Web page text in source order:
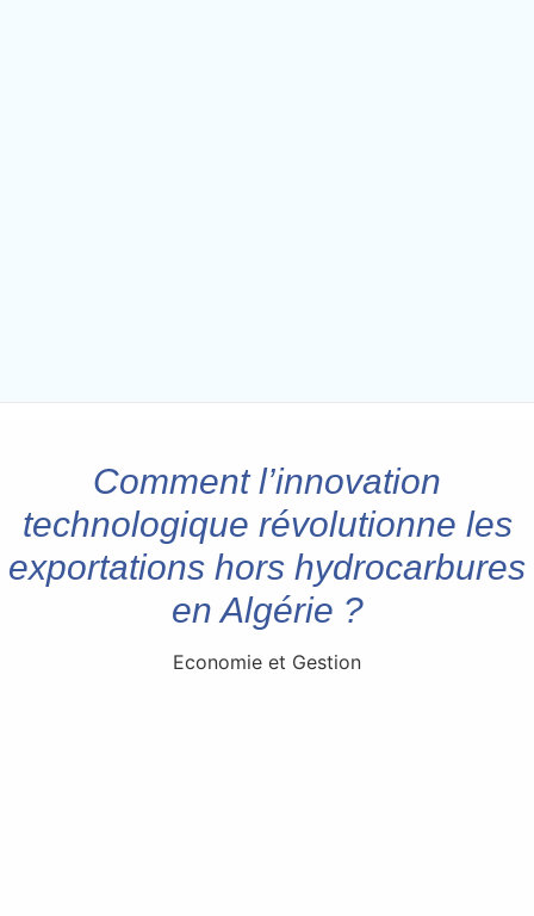
Comment l’innovation
technologique révolutionne les
exportations hors hydrocarbures
en Algérie ?
Economie et Gestion